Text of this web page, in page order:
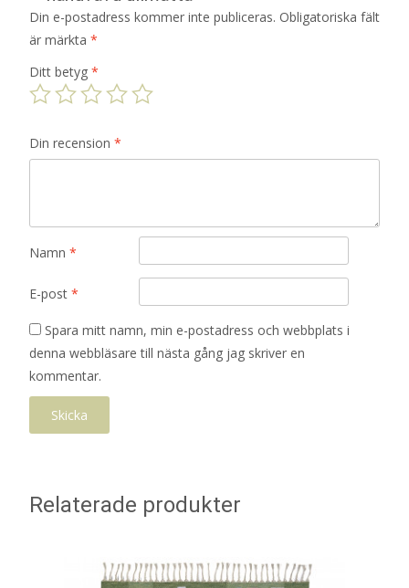
Din e-postadress kommer inte publiceras. Obligatoriska fält
är märkta *
Ditt betyg *
Din recension *
Namn *
E-post *
Spara mitt namn, min e-postadress och webbplats i
denna webbläsare till nästa gång jag skriver en
kommentar.
Relaterade produkter